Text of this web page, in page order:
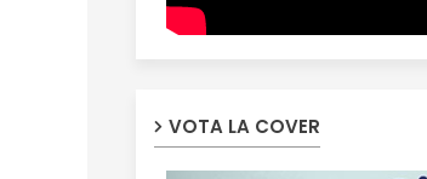
VOTA LA COVER